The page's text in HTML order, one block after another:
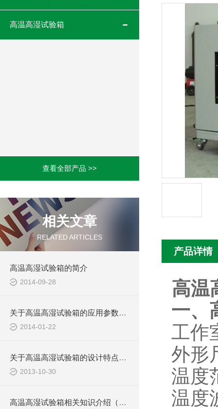
高温高湿试验箱
查看全部产品 >>
相关文章
RELATED ARTICLES
高温高湿试验箱的简介
2014-09-28
关于高温高湿试验箱的应用参数介绍
2014-01-22
关于高温高湿试验箱的设计特点及使用标准介绍
2013-10-30
高温高湿试验箱相关知识介绍（续）
产品详情
高温
一、
工作
外形
温度
温度